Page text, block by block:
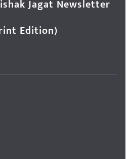
Jagat Newsletter
Edition)